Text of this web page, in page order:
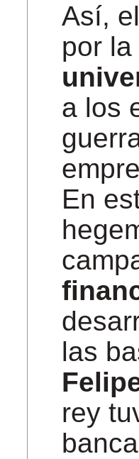
Así,
por la
a los
En
las
rey